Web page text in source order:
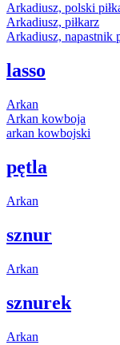
Arkadiusz, polski
Arkadiusz, piłkarz
Arkadiusz, napastnik
lasso
Arkan
Arkan kowboja
arkan kowbojski
pętla
Arkan
sznur
Arkan
sznurek
Arkan